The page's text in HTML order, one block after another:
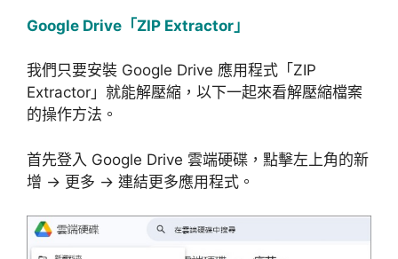
Google Drive「ZIP Extractor」
我們只要安裝 Google Drive 應用程式「ZIP
Extractor」就能解壓縮，以下一起來看解壓縮檔案
的操作方法。
首先登入 Google Drive 雲端硬碟，點擊左上角的新
增 → 更多 → 連結更多應用程式。